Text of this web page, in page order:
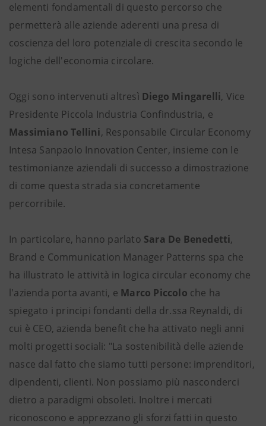
elementi fondamentali di questo percorso che
permetterà alle aziende aderenti una presa di
coscienza del loro potenziale di crescita secondo le
logiche dell'economia circolare.
Oggi sono intervenuti altresì Diego Mingarelli, Vice
Presidente Piccola Industria Confindustria, e
Massimiano Tellini, Responsabile Circular Economy
Intesa Sanpaolo Innovation Center, insieme con le
testimonianze aziendali di successo a dimostrazione
di come questa strada sia concretamente
percorribile.
In particolare, hanno parlato Sara De Benedetti,
Brand e Communication Manager Patterns spa che
ha illustrato le attività in logica circular economy che
l'azienda porta avanti, e Marco Piccolo che ha
spiegato i principi fondanti della dr.ssa Reynaldi, di
cui è CEO, azienda benefit che ha attivato negli anni
molti progetti sociali: "La sostenibilità delle aziende
nasce dal fatto che siamo tutti persone: imprenditori,
dipendenti, clienti. Non possiamo più nasconderci
dietro a paradigmi obsoleti. Inoltre i mercati
riconoscono e apprezzano gli sforzi fatti in questo